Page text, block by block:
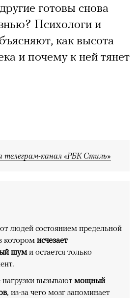
готовы снова
Психологи и
как высота
и почему к ней тянет
телеграм-канал «РБК Стиль»
людей состоянием предельной
которомисчезает
шуми остается только
вызывают мощный
, из-за чего мозг запоминает